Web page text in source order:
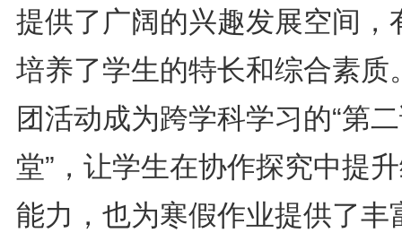
提供了广阔的兴趣发展空间，
培养了学生的特长和综合素质
团活动成为跨学科学习的“第
堂”，让学生在协作探究中提
能力，也为寒假作业提供了丰